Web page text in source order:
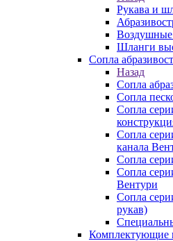
Рукава и
Воздушные
Шланги
Сопла
Назад
Сопла
Сопла
Сопла
Сопла
канала
Сопла
Сопла
Вентури
Сопла
рукав)
Комплектующие